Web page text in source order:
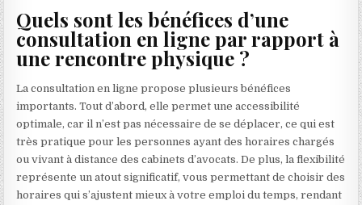
Quels sont les bénéfices d’une
consultation en ligne par rapport à
une rencontre physique ?
La consultation en ligne propose plusieurs bénéfices
importants. Tout d’abord, elle permet une accessibilité
optimale, car il n’est pas nécessaire de se déplacer, ce qui est
très pratique pour les personnes ayant des horaires chargés
ou vivant à distance des cabinets d’avocats. De plus, la flexibilité
représente un atout significatif, vous permettant de choisir des
horaires qui s’ajustent mieux à votre emploi du temps, rendant